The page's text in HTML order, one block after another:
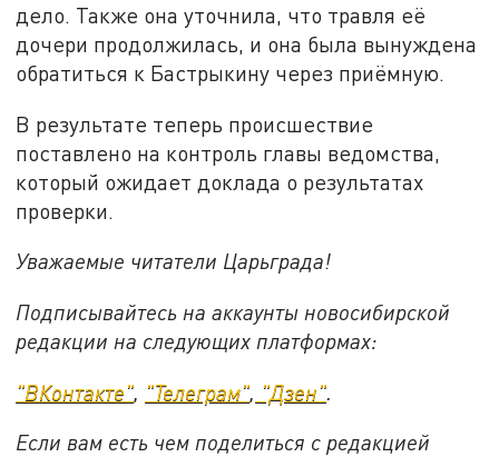
дело. Также она уточнила, что травля её
дочери продолжилась, и она была вынуждена
обратиться к Бастрыкину через приёмную.
В результате теперь происшествие
поставлено на контроль главы ведомства,
который ожидает доклада о результатах
проверки.
Уважаемые читатели Царьграда!
Подписывайтесь на аккаунты новосибирской
редакции на следующих платформах:
"ВКонтакте" "Телеграм" "Дзен"
Если вам есть чем поделиться с редакцией